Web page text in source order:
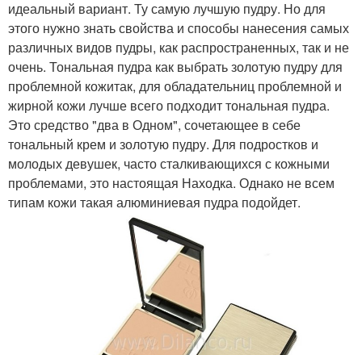
идеальный вариант. Ту самую лучшую пудру. Но для
этого нужно знать свойства и способы нанесения самых
различных видов пудры, как распространенных, так и не
очень. Тональная пудра как выбрать золотую пудру для
проблемной кожитак, для обладательниц проблемной и
жирной кожи лучше всего подходит тональная пудра.
Это средство "два в Одном", сочетающее в себе
тональный крем и золотую пудру. Для подростков и
молодых девушек, часто сталкивающихся с кожными
проблемами, это настоящая Находка. Однако не всем
типам кожи такая алюминиевая пудра подойдет.